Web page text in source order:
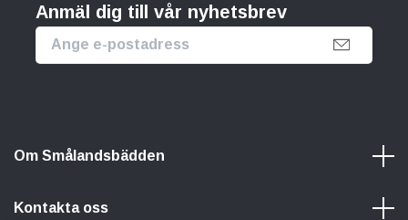
Anmäl dig till vår nyhetsbrev
Om Smålandsbädden
Kontakta oss